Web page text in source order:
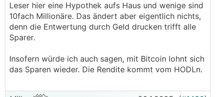
Leser hier eine Hypothek aufs Haus und wenige sind
10fach Millionäre. Das ändert aber eigentlich nichts,
denn die Entwertung durch Geld drucken trifft alle
Sparer.
Insofern würde ich auch sagen, mit Bitcoin lohnt sich
das Sparen wieder. Die Rendite kommt vom HODLn.